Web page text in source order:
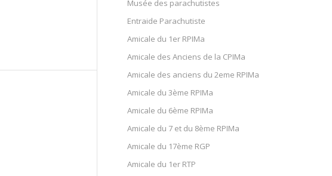
Musée des parachutistes
Entraide Parachutiste
Amicale du 1er RPIMa
Amicale des Anciens de la CPIMa
Amicale des anciens du 2eme RPIMa
Amicale du 3ème RPIMa
Amicale du 6ème RPIMa
Amicale du 7 et du 8ème RPIMa
Amicale du 17ème RGP
Amicale du 1er RTP